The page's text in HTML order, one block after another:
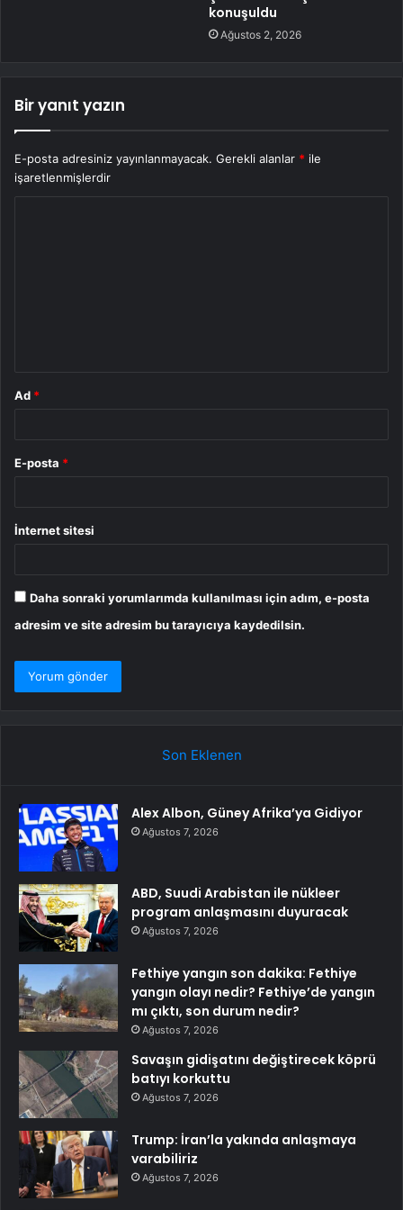
konuşuldu
Ağustos 2, 2026
Bir yanıt yazın
E-posta adresiniz yayınlanmayacak. Gerekli alanlar * ile
işaretlenmişlerdir
Ad *
E-posta *
İnternet sitesi
Daha sonraki yorumlarımda kullanılması için adım, e-posta
adresim ve site adresim bu tarayıcıya kaydedilsin.
Son Eklenen
Alex Albon, Güney Afrika’ya Gidiyor
Ağustos 7, 2026
ABD, Suudi Arabistan ile nükleer
program anlaşmasını duyuracak
Ağustos 7, 2026
Fethiye yangın son dakika: Fethiye
yangın olayı nedir? Fethiye’de yangın
mı çıktı, son durum nedir?
Ağustos 7, 2026
Savaşın gidişatını değiştirecek köprü
batıyı korkuttu
Ağustos 7, 2026
Trump: İran’la yakında anlaşmaya
varabiliriz
Ağustos 7, 2026